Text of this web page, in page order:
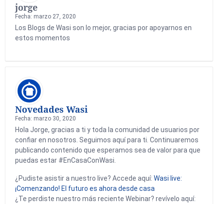
jorge
Fecha: marzo 27, 2020
Los Blogs de Wasi son lo mejor, gracias por apoyarnos en
estos momentos
Novedades Wasi
Fecha: marzo 30, 2020
Hola Jorge, gracias a ti y toda la comunidad de usuarios por
confiar en nosotros. Seguimos aquí para ti. Continuaremos
publicando contenido que esperamos sea de valor para que
puedas estar #EnCasaConWasi.
¿Pudiste asistir a nuestro live? Accede aquí: Wasi live:
¡Comenzando! El futuro es ahora desde casa
¿Te perdiste nuestro más reciente Webinar? revívelo aquí: